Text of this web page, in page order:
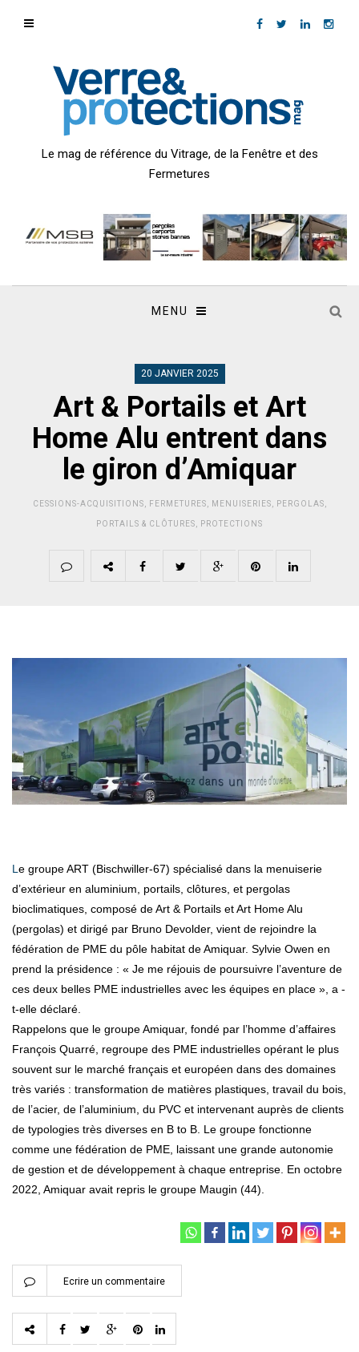
Le mag de référence du Vitrage, de la Fenêtre et des
Fermetures
MENU
20 JANVIER 2025
Art & Portails et Art
Home Alu entrent dans
le giron d’Amiquar
CESSIONS-ACQUISITIONS FERMETURES MENUISERIES PERGOLAS
PORTAILS & CLÔTURES PROTECTIONS
Le groupe ART (Bischwiller-67) spécialisé dans la menuiserie
d’extérieur en aluminium, portails, clôtures, et pergolas
bioclimatiques, composé de Art & Portails et Art Home Alu
(pergolas) et dirigé par Bruno Devolder, vient de rejoindre la
fédération de PME du pôle habitat de Amiquar. Sylvie Owen en
prend la présidence : « Je me réjouis de poursuivre l’aventure de
ces deux belles PME industrielles avec les équipes en place », a -
t-elle déclaré.
Rappelons que le groupe Amiquar, fondé par l’homme d’affaires
François Quarré, regroupe des PME industrielles opérant le plus
souvent sur le marché français et européen dans des domaines
très variés : transformation de matières plastiques, travail du bois,
de l’acier, de l’aluminium, du PVC et intervenant auprès de clients
de typologies très diverses en B to B. Le groupe fonctionne
comme une fédération de PME, laissant une grande autonomie
de gestion et de développement à chaque entreprise. En octobre
2022, Amiquar avait repris le groupe Maugin (44).
Ecrire un commentaire